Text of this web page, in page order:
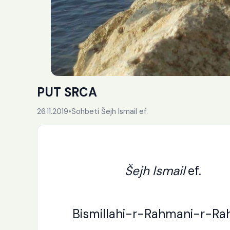
PUT SRCA
26.11.2019•Sohbeti Šejh Ismail ef.
Šejh Ismailef.
Bismillahi-r-Rahmani-r-